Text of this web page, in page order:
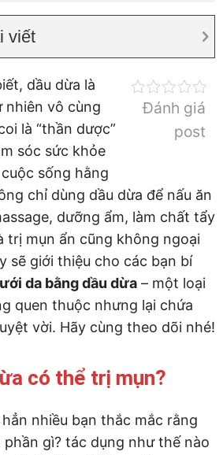
viết
Đánh giá
post
dầu dừa là
nhiên vô cùng
là “thần dược”
sóc sức khỏe
sống hằng
chỉ dùng dầu dừa để nấu ăn
dưỡng ẩm, làm chất tẩy
trị mụn ẩn cũng không ngoại
sẽ giới thiệu cho các bạn bí
da bằng dầu dừa – một loại
quen thuộc nhưng lại chứa
vời. Hãy cùng theo dõi nhé!
có thể trị mụn?
nhiều bạn thắc mắc rằng
phần gì? tác dụng như thế nào